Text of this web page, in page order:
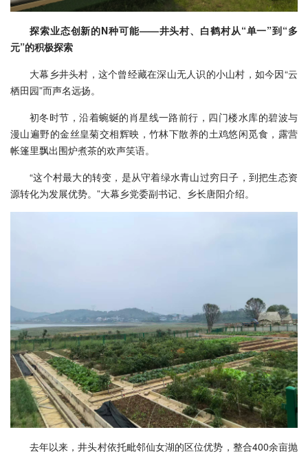
探索业态创新的N种可能——井头村、白鹤村从“单一”到“多
元”的积极探索
大幕乡井头村，这个曾经藏在深山无人识的小山村，如今因“云
栖田园”而声名远扬。
初冬时节，沿着蜿蜒的肖星线一路前行，四门楼水库的碧波与
漫山遍野的金丝皇菊交相辉映，竹林下散养的土鸡悠闲觅食，露营
帐篷里飘出围炉煮茶的欢声笑语。
“这个村最大的转变，是从守着绿水青山过穷日子，到把生态资
源转化为发展优势。”大幕乡党委副书记、乡长唐阳介绍。
去年以来，井头村依托毗邻仙女湖的区位优势，整合400余亩抛